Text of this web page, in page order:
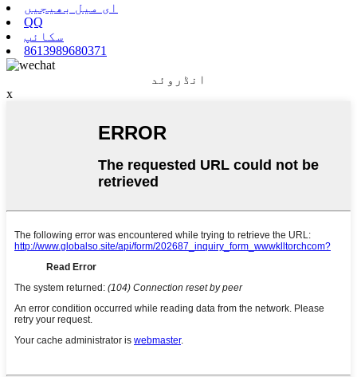
ای میل بھیجیں
QQ
سکائپ
8613989680371
انڈروئد
x